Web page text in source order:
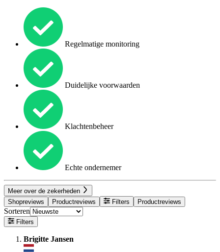
Regelmatige monitoring
Duidelijke voorwaarden
Klachtenbeheer
Echte ondernemer
Meer over de zekerheden
Shopreviews
Productreviews Filters Productreviews
Sorteren
Filters
Brigitte Jansen